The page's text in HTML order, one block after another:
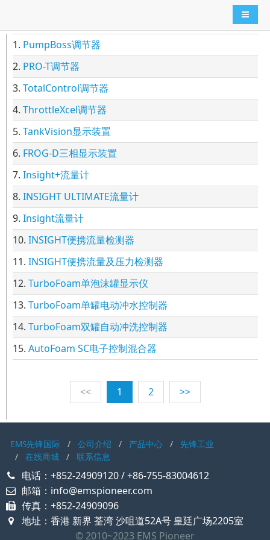
导航切
1. PumpBoss调节器
2. PRO-T调节器
3. TotalControl调节器
4. ThrottleXcel调节器
5. TankVision显示装置
6. FROG-D三相显示装置
7. Insight+流量计
8. INSIGHT ULTIMATE流量计
9. Insight流量计
10. INSIGHT便携流量检测器
11. INSIGHT便携流量及压力检测器
12. TurboFoam单泡沫罐显示仪
13. TurboFoam单罐电动冲水控制器
14. TurboFoam双罐自动冲洗控制器
15. AutoFoam SC电子控制混合器
<< 1 2 >>
EMS先锋国际 公司介绍 产品中心
先锋工业
在线商城
联系信息
电话：+852-24909120 / +86-755-83004612
邮箱：info@emspioneer.com
传真：+852-24909096
地址：香港 新界 荃湾 沙咀道52A号 皇廷广场2205室
© 2010~2023 EMS Pioneer